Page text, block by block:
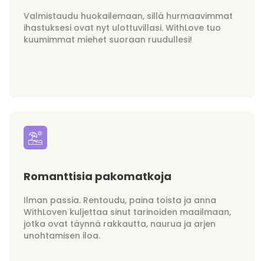
Valmistaudu huokailemaan, sillä hurmaavimmat
ihastuksesi ovat nyt ulottuvillasi. WithLove tuo
kuumimmat miehet suoraan ruudullesi!
Romanttisia pakomatkoja
Ilman passia. Rentoudu, paina toista ja anna
WithLoven kuljettaa sinut tarinoiden maailmaan,
jotka ovat täynnä rakkautta, naurua ja arjen
unohtamisen iloa.